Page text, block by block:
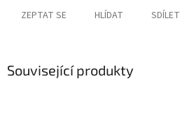
ZEPTAT SE HLÍDAT SDÍLET
Související produkty